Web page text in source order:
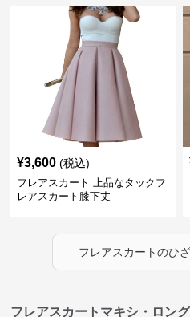
¥3,600 (税込)
フレアスカート 上品なタックフ
レアスカート膝下丈
フレアスカートのひ
フレアスカートマキシ・ロン